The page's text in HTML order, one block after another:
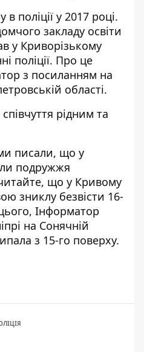
в поліції у 2017 році.
закладу освіти
у Криворізькому
поліції. Про це
з посиланням на
області.
рідним та
писали, що у
подружжя
що у Кривому
зниклу безвісти 16-
Інформатор
на Сонячній
з 15-го поверху.